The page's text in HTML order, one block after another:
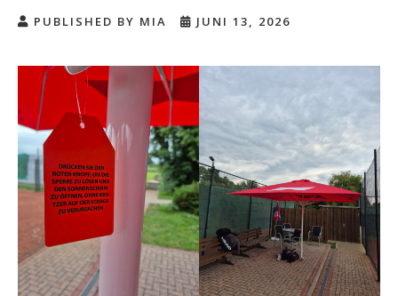
PUBLISHED BY MIA JUNI 13, 2026